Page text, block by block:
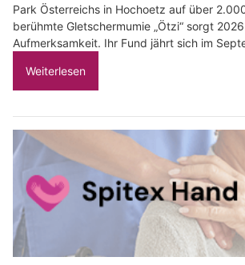
Park Österreichs in Hochoetz auf über
berühmte Gletschermumie „Ötzi“ sorgt
Aufmerksamkeit. Ihr Fund jährt sich im
Weiterlesen